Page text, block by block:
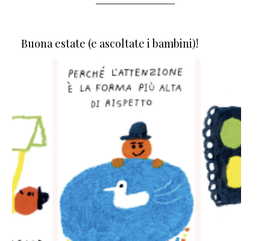
Buona estate (e ascoltate i bambini)!